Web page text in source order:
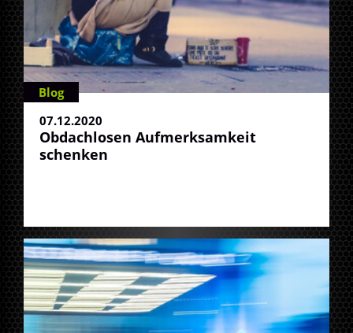
Blog
07.12.2020
Obdachlosen Aufmerksamkeit
schenken